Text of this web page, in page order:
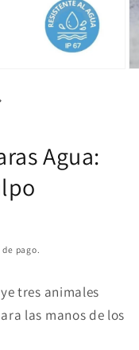
Agua:
pago.
tres animales
las manos de los